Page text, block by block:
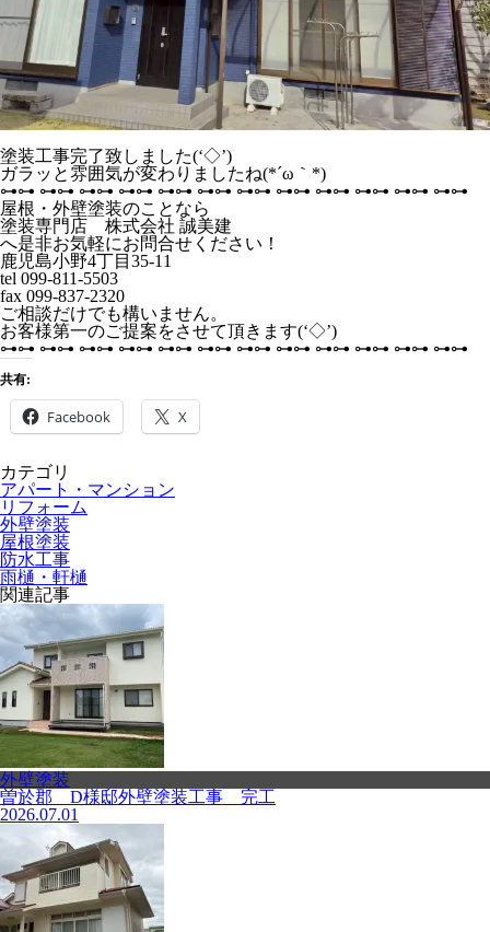
塗装工事完了致しました(‘◇’)ゞ
ガラッと雰囲気が変わりましたね(*´ω｀*)
⊶⊶ ⊶⊶ ⊶⊶ ⊶⊶ ⊶⊶ ⊶⊶ ⊶⊶ ⊶⊶ ⊶⊶ ⊶⊶ ⊶⊶ ⊶⊶
屋根・外壁塗装のことなら
塗装専門店 株式会社 誠美建
へ是非お気軽にお問合せください！
鹿児島小野4丁目35-11
tel 099-811-5503
fax 099-837-2320
ご相談だけでも構いません。
お客様第一のご提案をさせて頂きます(‘◇’)ゞ
⊶⊶ ⊶⊶ ⊶⊶ ⊶⊶ ⊶⊶ ⊶⊶ ⊶⊶ ⊶⊶ ⊶⊶ ⊶⊶ ⊶⊶ ⊶⊶
共有:
Facebook X
カテゴリ
アパート・マンション
リフォーム
外壁塗装
屋根塗装
防水工事
雨樋・軒樋
関連記事
外壁塗装
曽於郡 D様邸外壁塗装工事 完工
2026.07.01